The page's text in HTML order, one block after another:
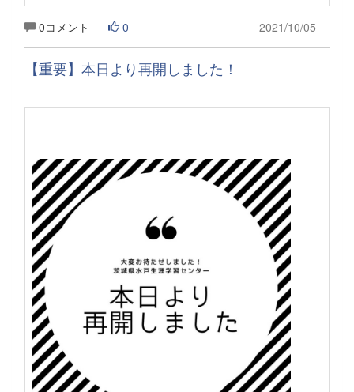
0コメント 0 2021/10/05
【重要】本日より再開しました！